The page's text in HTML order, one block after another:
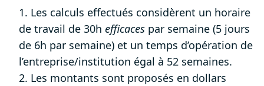
1. Les calculs effectués considèrent un horaire
de travail de 30h efficaces par semaine (5 jours
de 6h par semaine) et un temps d’opération de
l’entreprise/institution égal à 52 semaines.
2. Les montants sont proposés en dollars